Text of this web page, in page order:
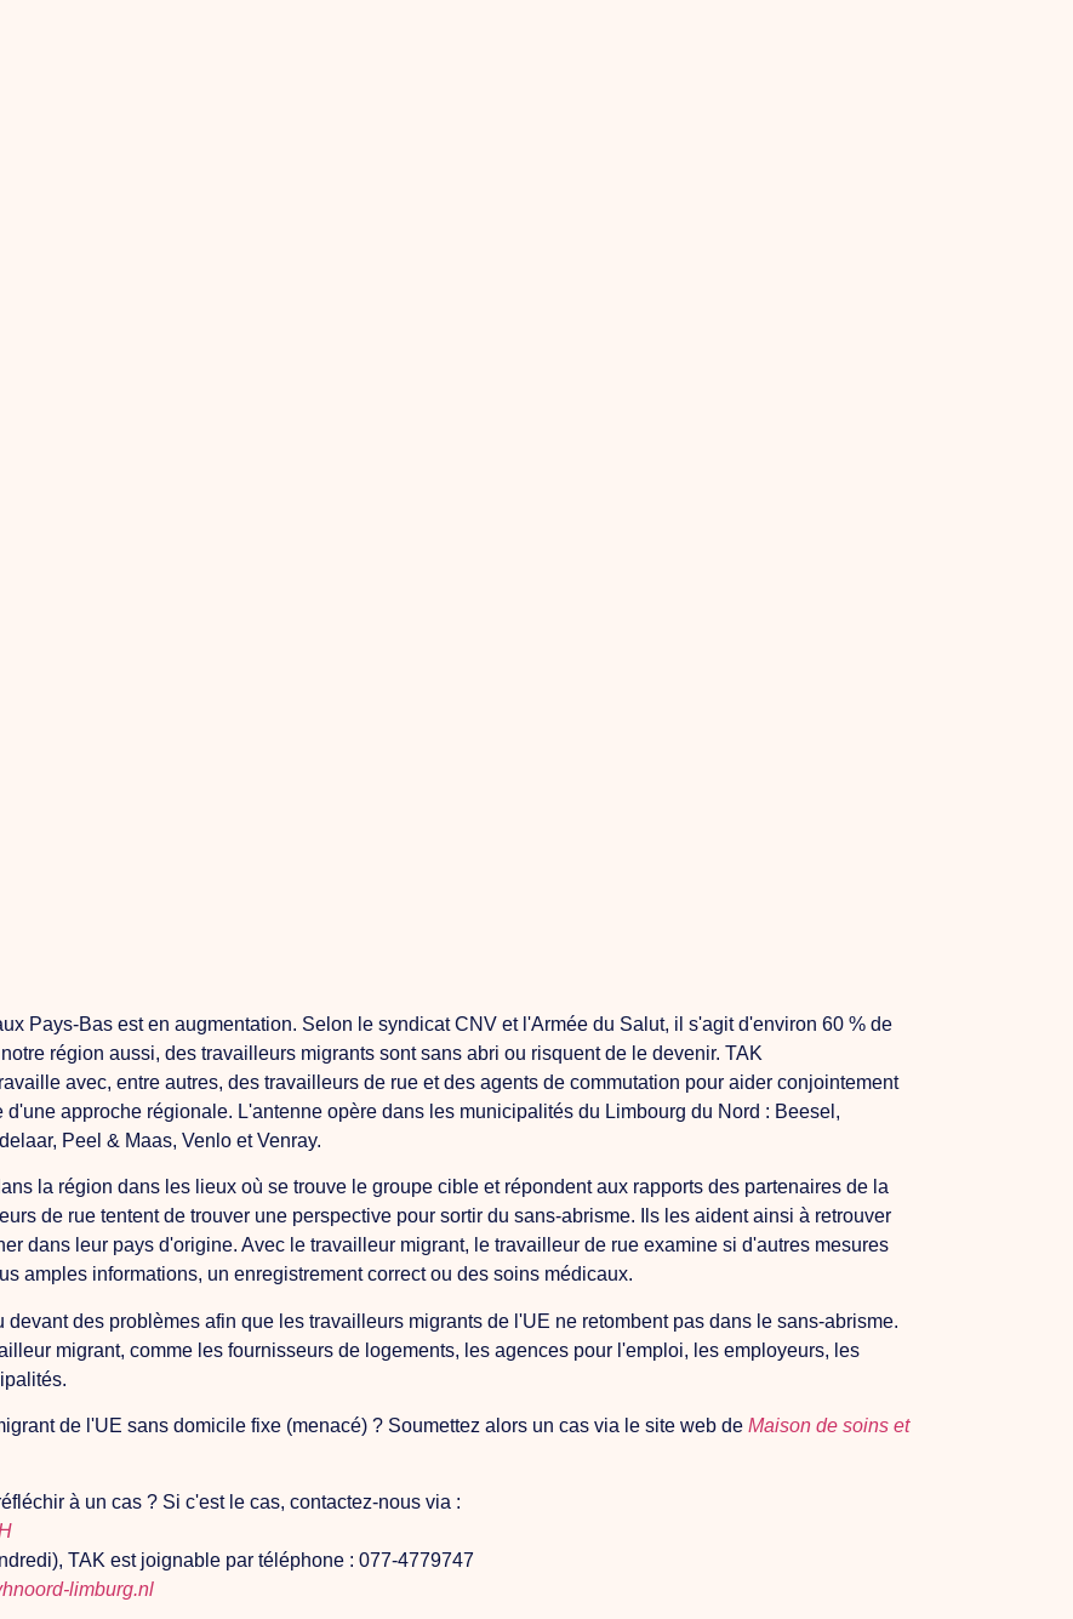
Pays-Bas est en augmentation. Selon le syndicat CNV et l'Armée du Salut, il s'agit d'environ 60 % de
région aussi, des travailleurs migrants sont sans abri ou risquent de le devenir. TAK
avec, entre autres, des travailleurs de rue et des agents de commutation pour aider conjointement
approche régionale. L'antenne opère dans les municipalités du Limbourg du Nord : Beesel,
Peel & Maas, Venlo et Venray.
la région dans les lieux où se trouve le groupe cible et répondent aux rapports des partenaires de la
de rue tentent de trouver une perspective pour sortir du sans-abrisme. Ils les aident ainsi à retrouver
dans leur pays d'origine. Avec le travailleur migrant, le travailleur de rue examine si d'autres mesures
amples informations, un enregistrement correct ou des soins médicaux.
des problèmes afin que les travailleurs migrants de l'UE ne retombent pas dans le sans-abrisme.
migrant, comme les fournisseurs de logements, les agences pour l'emploi, les employeurs, les
de l'UE sans domicile fixe (menacé) ? Soumettez alors un cas via le site web deMaison de soins et
à un cas ? Si c'est le cas, contactez-nous via :
TAK est joignable par téléphone : 077-4779747
limburg.nl